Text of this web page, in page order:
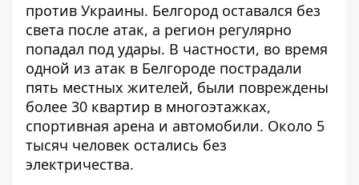
против Украины. Белгород оставался без
света после атак, а регион регулярно
попадал под удары. В частности, во время
одной из атак в Белгороде пострадали
пять местных жителей, были повреждены
более 30 квартир в многоэтажках,
спортивная арена и автомобили. Около 5
тысяч человек остались без
электричества.